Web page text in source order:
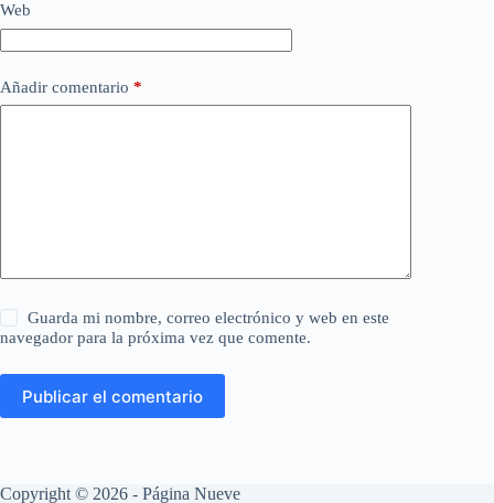
Web
Añadir comentario *
Guarda mi nombre, correo electrónico y web en este
navegador para la próxima vez que comente.
Publicar el comentario
Copyright © 2026 - Página Nueve